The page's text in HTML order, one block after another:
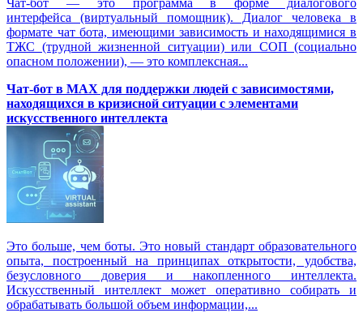
Чат-бот — это программа в форме диалогового
интерфейса (виртуальный помощник). Диалог человека в
формате чат бота, имеющими зависимость и находящимися в
ТЖС (трудной жизненной ситуации) или СОП (социально
опасном положении), — это комплексная...
Чат-бот в MAX для поддержки людей с зависимостями,
находящихся в кризисной ситуации с элементами
искусственного интеллекта
Это больше, чем боты. Это новый стандарт образовательного
опыта, построенный на принципах открытости, удобства,
безусловного доверия и накопленного интеллекта.
Искусственный интеллект может оперативно собирать и
обрабатывать большой объем информации,...